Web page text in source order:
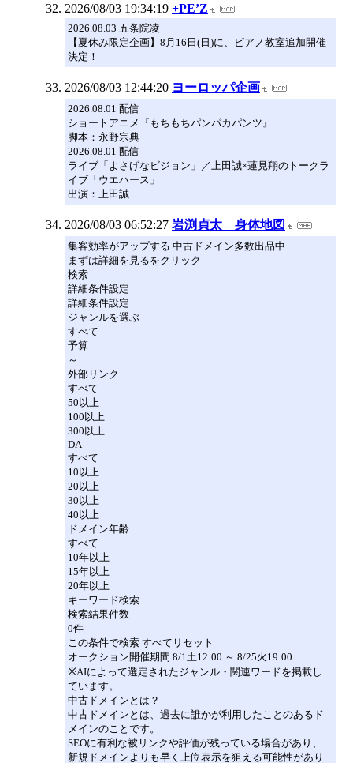
2026/08/03 19:34:19 +PE’Z
2026.08.03 五条院凌
【夏休み限定企画】8月16日(日)に、ピアノ教室追加開催
決定！
2026/08/03 12:44:20 ヨーロッパ企画
2026.08.01 配信
ショートアニメ『もちもちパンパカパンツ』
脚本：永野宗典
2026.08.01 配信
ライブ「よさげなビジョン」／上田誠×蓮見翔のトークラ
イブ「ウエハース」
出演：上田誠
2026/08/03 06:52:27 岩渕貞太 身体地図
集客効率がアップする 中古ドメイン多数出品中
まずは詳細を見るをクリック
検索
詳細条件設定
詳細条件設定
ジャンルを選ぶ
すべて
予算
～
外部リンク
すべて
50以上
100以上
300以上
DA
すべて
10以上
20以上
30以上
40以上
ドメイン年齢
すべて
10年以上
15年以上
20年以上
キーワード検索
検索結果件数
0件
この条件で検索 すべてリセット
オークション開催期間 8/1土12:00 ～ 8/25火19:00
※AIによって選定されたジャンル・関連ワードを掲載し
ています。
中古ドメインとは？
中古ドメインとは、過去に誰かが利用したことのあるド
メインのことです。
SEOに有利な被リンクや評価が残っている場合があり、
新規ドメインよりも早く上位表示を狙える可能性があり